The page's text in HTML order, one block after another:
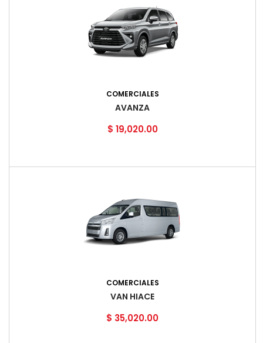
COMERCIALES
AVANZA
Precio
$ 19,020.00
COMERCIALES
VAN HIACE
Precio
$ 35,020.00